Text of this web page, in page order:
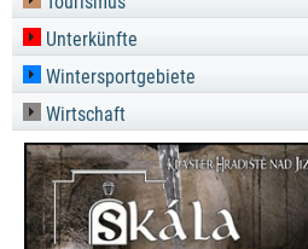
Unterkünfte
Wintersportgebiete
Wirtschaft